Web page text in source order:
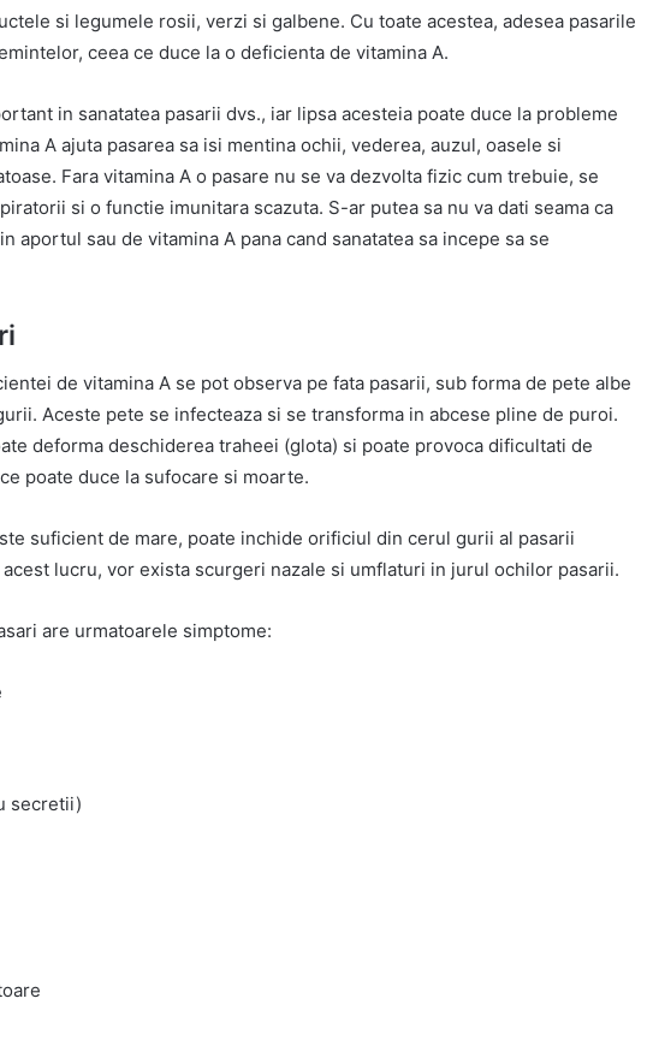
si legumele rosii, verzi si galbene. Cu toate acestea, adesea pasarile
ceea ce duce la o deficienta de vitamina A.
in sanatatea pasarii dvs., iar lipsa acesteia poate duce la probleme
A ajuta pasarea sa isi mentina ochii, vederea, auzul, oasele si
Fara vitamina A o pasare nu se va dezvolta fizic cum trebuie, se
si o functie imunitara scazuta. S-ar putea sa nu va dati seama ca
aportul sau de vitamina A pana cand sanatatea sa incepe sa se
de vitamina A se pot observa pe fata pasarii, sub forma de pete albe
Aceste pete se infecteaza si se transforma in abcese pline de puroi.
deforma deschiderea traheei (glota) si poate provoca dificultati de
poate duce la sufocare si moarte.
suficient de mare, poate inchide orificiul din cerul gurii al pasarii
acest lucru, vor exista scurgeri nazale si umflaturi in jurul ochilor pasarii.
are urmatoarele simptome:
secretii)